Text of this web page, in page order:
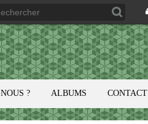
? ALBUMS CONTACT